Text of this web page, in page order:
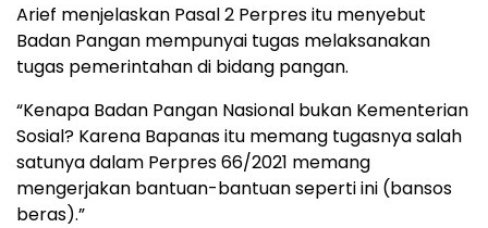
Arief menjelaskan Pasal 2 Perpres itu menyebut
Badan Pangan mempunyai tugas melaksanakan
tugas pemerintahan di bidang pangan.
“Kenapa Badan Pangan Nasional bukan Kementerian
Sosial? Karena Bapanas itu memang tugasnya salah
satunya dalam Perpres 66/2021 memang
mengerjakan bantuan-bantuan seperti ini (bansos
beras).”